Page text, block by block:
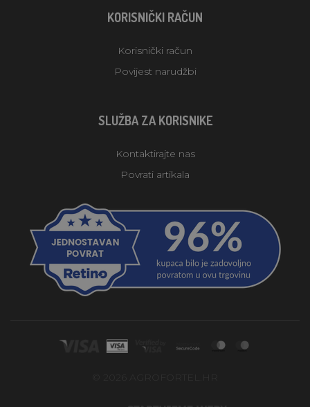
KORISNIČKI RAČUN
Korisnički račun
Povijest narudžbi
SLUŽBA ZA KORISNIKE
Kontaktirajte nas
Povrati artikala